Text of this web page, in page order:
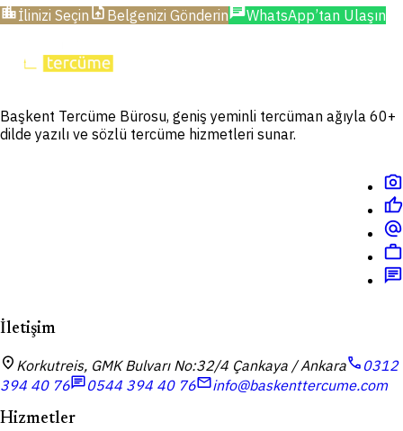
location_cityİlinizi Seçinupload_fileBelgenizi GönderinchatWhatsApp’tan Ulaşın
Başkent Tercüme Bürosu, geniş yeminli tercüman ağıyla 60+
dilde yazılı ve sözlü tercüme hizmetleri sunar.
photo_camera
thumb_up
alternate_email
work
chat
İletişim
location_on Korkutreis, GMK Bulvarı No:32/4 Çankaya / Ankaracall 0312
394 40 76chat0544 394 40 76mailinfo@baskenttercume.com
Hizmetler